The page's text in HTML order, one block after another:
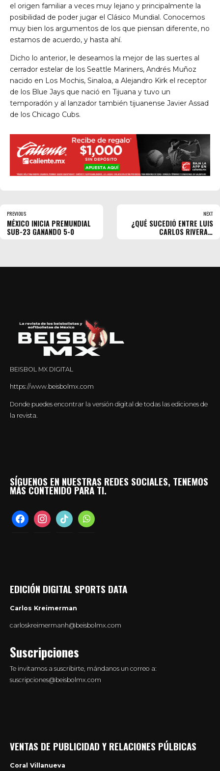
el origen familiar a veces muy lejano y principalmente la
posibilidad de poder jugar el Clásico Mundial. Conocemos
muy bien los argumentos de los que piensan diferente, no
estamos de acuerdo, y hasta ahí.
Dicho lo anterior, le deseamos la mejor de las suertes al
cerrador estelar de los Seattle Mariners, Andrés Muñoz
nacido en Los Mochis, Sinaloa, a Alejandro Kirk el receptor
de los Blue Jays que nació en Tijuana y tuvo un
temporadón y al lanzador también tijuanense Javier Assad
de los Chicago Cubs.
PREVIOUS
MÉXICO INICIA PREMUNDIAL
SUB-23 GANANDO 5-0
NEXT
¿QUÉ SUCEDIÓ ENTRE LUIS
CARLOS RIVERA Y
BEISBOL MX DIGITAL
https://www.beisbolmx.com
Donde puedes encontrar la versión digital de todas las ediciones de
la revista.
SÍGUENOS EN NUESTRAS REDES SOCIALES, TENEMOS
MÁS CONTENIDO PARA TI.
facebookinstagramtiktok whatsapp
EDICIÓN DIGITAL SPORTS DATA
Carlos Kreimerman
carloskreimermanh@beisbolmx.com
Suscripciones
Te invitamos a suscribirte, mándanos un correo a:
suscripciones@beisbolmx.com
VENTAS DE PUBLICIDAD Y RELACIONES PÚLBICAS
Coral Villanueva